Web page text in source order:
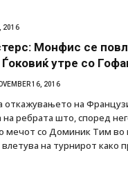
2016
Монфис се
утре со
16, 2016
откажувањето на
ребрата што, според
мечот со Доминик Тим во
на турнирот како